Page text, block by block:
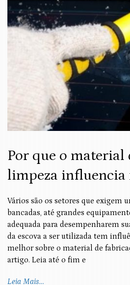
Por que o material
limpeza influencia
Vários são os setores que exigem
bancadas, até grandes
adequada para desempenharem
da escova a ser utilizada tem
melhor sobre o material de
artigo. Leia até o fim e
Leia Mais…